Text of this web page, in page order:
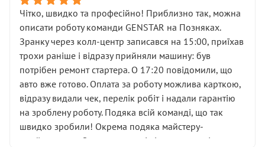
ущільнювачів.
Що прикро — це не перший мій візит. Раніше міняв у
вас стартер, і тоді сервіс наче справив хороше
враження. Але згодом знайшов декілька гайок під
лобовим склом. Мені пояснили, що це “старі гайки, які
відкручували”, і попросили не хвилюватися. ( надіюсь
новий власник, не застяг в полі))
Але після нинішнього візиту такі дрібниці вже не
здаються дрібницями.
Я — клієнт, який працює на довірі, і саме її цей сервіс
Чітко, швидко та професійно! Приблизно так, можна
описати роботу команди GENSTAR на Позняках.
Зранку через колл-центр записався на 15:00, приїхав
трохи раніше і відразу прийняли машину: був
потрібен ремонт стартера. О 17:20 повідомили, що
авто вже готово. Оплата за роботу можлива карткою,
відразу видали чек, перелік робіт і надали гарантію
на зроблену роботу. Подяка всій команді, що так
швидко зробили! Окрема подяка майстеру-
приймальнику Олександру: всі чітко та по суті.